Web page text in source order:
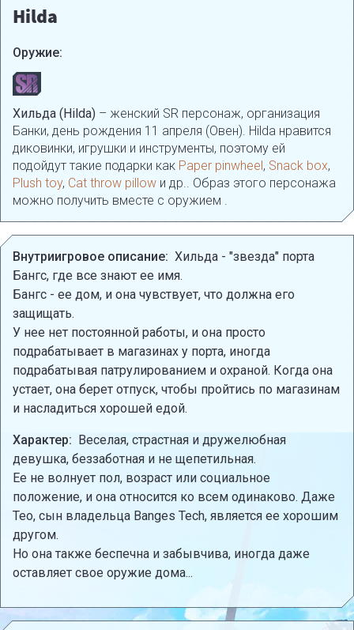
Hilda
Оружие:
Хильда (Hilda) – женский SR персонаж, организация
Банки, день рождения 11 апреля (Овен). Hilda нравится
диковинки, игрушки и инструменты, поэтому ей
подойдут такие подарки как Paper pinwheel, Snack box,
Plush toy, Cat throw pillow и др.. Образ этого персонажа
можно получить вместе с оружием .
Внутриигровое описание: Хильда - "звезда" порта
Бангс, где все знают ее имя.
Бангс - ее дом, и она чувствует, что должна его
защищать.
У нее нет постоянной работы, и она просто
подрабатывает в магазинах у порта, иногда
подрабатывая патрулированием и охраной. Когда она
устает, она берет отпуск, чтобы пройтись по магазинам
и насладиться хорошей едой.
Характер: Веселая, страстная и дружелюбная
девушка, беззаботная и не щепетильная.
Ее не волнует пол, возраст или социальное
положение, и она относится ко всем одинаково. Даже
Тео, сын владельца Banges Tech, является ее хорошим
другом.
Но она также беспечна и забывчива, иногда даже
оставляет свое оружие дома...